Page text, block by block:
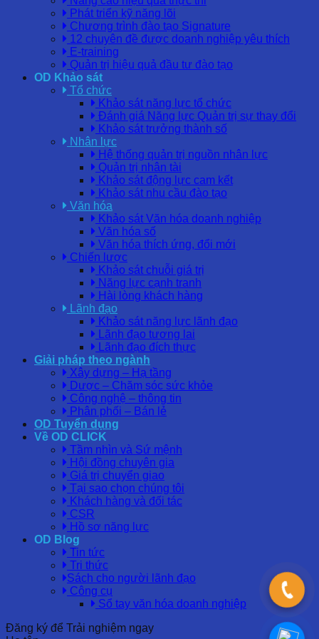
Phát triển kỹ năng lõi
Chương trình đào tạo Signature
12 chuyên đề được doanh nghiệp yêu thích
E-training
Quản trị hiệu quả đầu tư đào tạo
OD Khảo sát
Tổ chức
Khảo sát năng lực tổ chức
Đánh giá Năng lực Quản trị sự thay đổi
Khảo sát trưởng thành số
Nhân lực
Hệ thống quản trị nguồn nhân lực
Quản trị nhân tài
Khảo sát động lực cam kết
Khảo sát nhu cầu đào tạo
Văn hóa
Khảo sát Văn hóa doanh nghiệp
Văn hóa số
Văn hóa thích ứng, đổi mới
Chiến lược
Khảo sát chuỗi giá trị
Năng lực cạnh tranh
Hài lòng khách hàng
Lãnh đạo
Khảo sát năng lực lãnh đạo
Lãnh đạo tương lai
Lãnh đạo đích thực
Giải pháp theo ngành
Xây dựng – Hạ tầng
Dược – Chăm sóc sức khỏe
Công nghệ – thông tin
Phân phối – Bán lẻ
OD Tuyển dụng
Về OD CLICK
Tầm nhìn và Sứ mệnh
Hội đồng chuyên gia
Giá trị chuyển giao
Tại sao chọn chúng tôi
Khách hàng và đối tác
CSR
Hồ sơ năng lực
OD Blog
Tin tức
Tri thức
Sách cho người lãnh đạo
Công cụ
Sổ tay văn hóa doanh nghiệp
Đăng ký để Trải nghiệm ngay